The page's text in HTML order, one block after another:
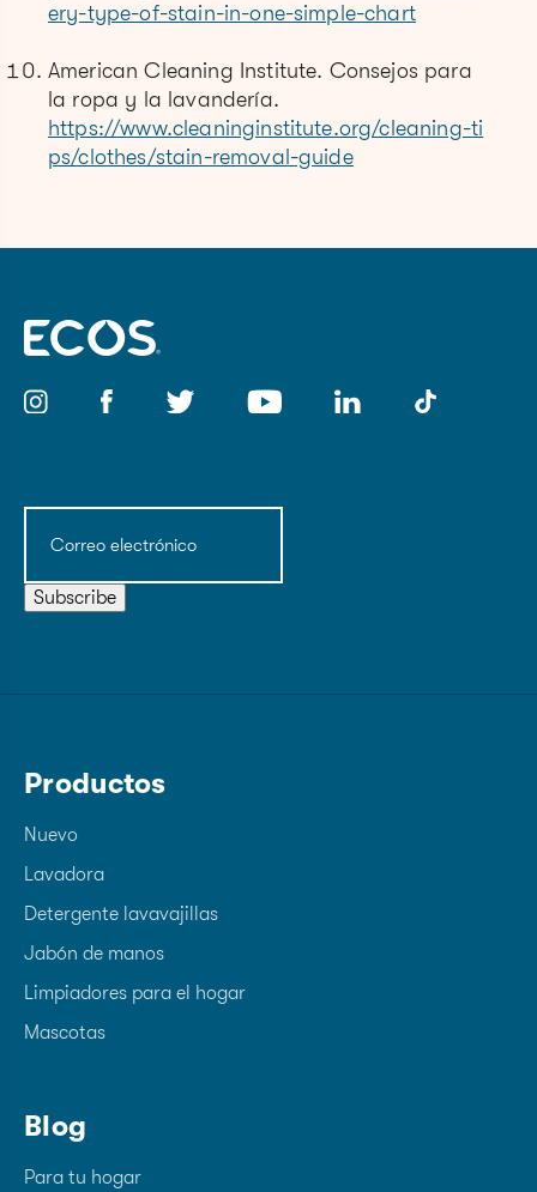
ery-type-of-stain-in-one-simple-chart
American Cleaning Institute. Consejos para
la ropa y la lavandería.
https://www.cleaninginstitute.org/cleaning-ti
ps/clothes/stain-removal-guide
Correo
Subscribe
Productos
Nuevo
Lavadora
Detergente lavavajillas
Jabón de manos
Limpiadores para el hogar
Mascotas
Blog
Para tu hogar